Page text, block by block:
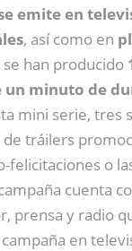
emite en
, así como en
se han producido
un minuto de
mini serie, tres
tráilers
felicitaciones o
cuenta
prensa y radio
en